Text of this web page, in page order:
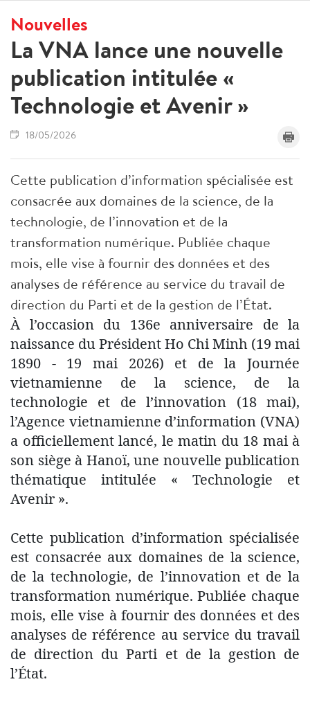
Nouvelles
La VNA lance une nouvelle
publication intitulée «
Technologie et Avenir »
18/05/2026
Cette publication d’information spécialisée est
consacrée aux domaines de la science, de la
technologie, de l’innovation et de la
transformation numérique. Publiée chaque
mois, elle vise à fournir des données et des
analyses de référence au service du travail de
direction du Parti et de la gestion de l’État.
À l’occasion du 136e anniversaire de la
naissance du Président Ho Chi Minh (19 mai
1890 - 19 mai 2026) et de la Journée
vietnamienne de la science, de la
technologie et de l’innovation (18 mai),
l’Agence vietnamienne d’information (VNA)
a officiellement lancé, le matin du 18 mai à
son siège à Hanoï, une nouvelle publication
thématique intitulée « Technologie et
Avenir ».
Cette publication d’information spécialisée
est consacrée aux domaines de la science,
de la technologie, de l’innovation et de la
transformation numérique. Publiée chaque
mois, elle vise à fournir des données et des
analyses de référence au service du travail
de direction du Parti et de la gestion de
l’État.